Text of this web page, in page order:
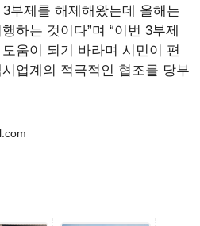
부제를 해제해왔는데 올해는
하는 것이다”며 “이번 3부제
움이 되기 바라며 시민이 편
업계의 적극적인 협조를 당부